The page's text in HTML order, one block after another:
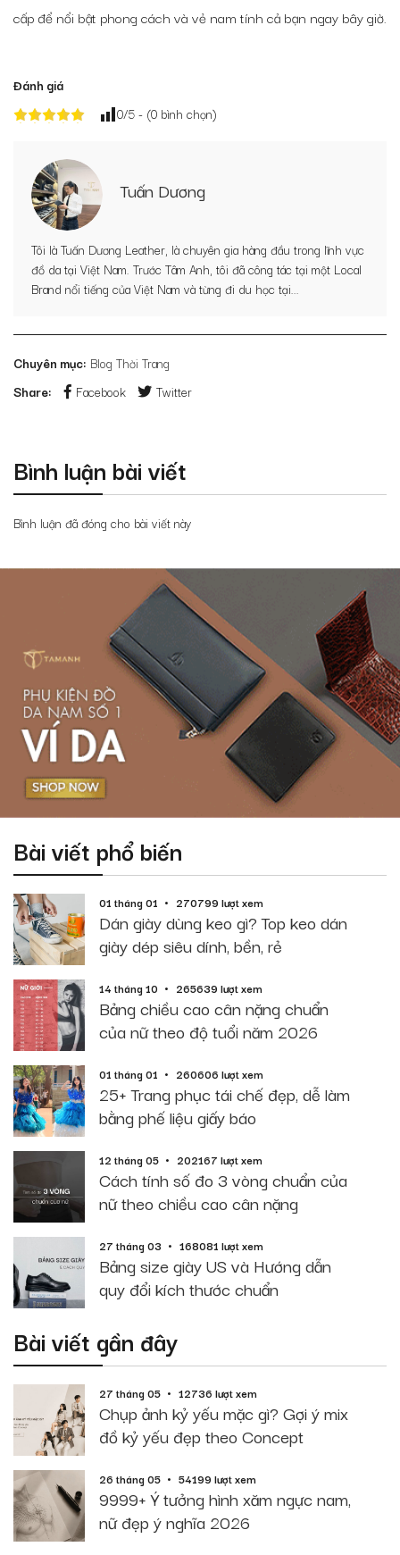
cấp để nổi bật phong cách và vẻ nam tính cả bạn ngay bây giờ.
Đánh giá
0/5 - (0 bình chọn)
Tuấn Dương
Tôi là Tuấn Dương Leather, là chuyên gia hàng đầu trong lĩnh vực
đồ da tại Việt Nam. Trước Tâm Anh, tôi đã công tác tại một Local
Brand nổi tiếng của Việt Nam và từng đi du học tại...
Chuyên mục: Blog Thời Trang
Share:
Facebook Twitter
Bình luận bài viết
Bình luận đã đóng cho bài viết này
Bài viết phổ biến
01 tháng 01 270799 lượt xem
Dán giày dùng keo gì? Top keo dán
giày dép siêu dính, bền, rẻ
14 tháng 10 265639 lượt xem
Bảng chiều cao cân nặng chuẩn
của nữ theo độ tuổi năm 2026
01 tháng 01 260606 lượt xem
25+ Trang phục tái chế đẹp, dễ làm
bằng phế liệu giấy báo
12 tháng 05 202167 lượt xem
Cách tính số đo 3 vòng chuẩn của
nữ theo chiều cao cân nặng
27 tháng 03 168081 lượt xem
Bảng size giày US và Hướng dẫn
quy đổi kích thước chuẩn
Bài viết gần đây
27 tháng 05 12736 lượt xem
Chụp ảnh kỷ yếu mặc gì? Gợi ý mix
đồ kỷ yếu đẹp theo Concept
26 tháng 05 54199 lượt xem
9999+ Ý tưởng hình xăm ngực nam,
nữ đẹp ý nghĩa 2026